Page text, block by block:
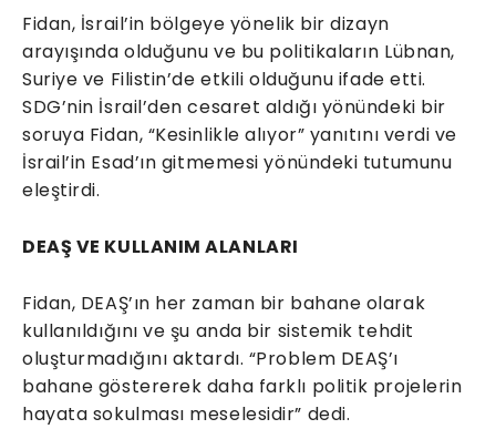
Fidan, İsrail’in bölgeye yönelik bir dizayn
arayışında olduğunu ve bu politikaların Lübnan,
Suriye ve Filistin’de etkili olduğunu ifade etti.
SDG’nin İsrail’den cesaret aldığı yönündeki bir
soruya Fidan, “Kesinlikle alıyor” yanıtını verdi ve
İsrail’in Esad’ın gitmemesi yönündeki tutumunu
eleştirdi.
DEAŞ VE KULLANIM ALANLARI
Fidan, DEAŞ’ın her zaman bir bahane olarak
kullanıldığını ve şu anda bir sistemik tehdit
oluşturmadığını aktardı. “Problem DEAŞ’ı
bahane göstererek daha farklı politik projelerin
hayata sokulması meselesidir” dedi.